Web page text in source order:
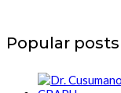
Popular posts